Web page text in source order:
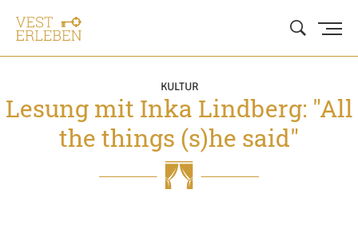
KULTUR
Lesung mit Inka Lindberg: "All
the things (s)he said"